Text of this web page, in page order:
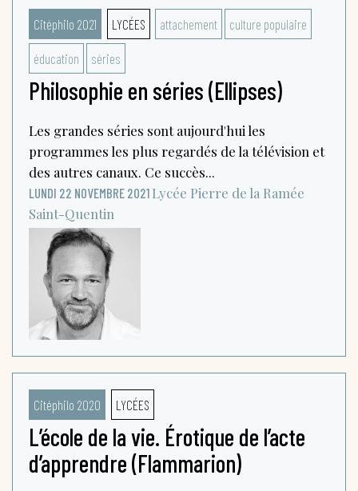
Citéphilo 2021 LYCÉES attachement culture populaire
éducation séries
Philosophie en séries (Ellipses)
Les grandes séries sont aujourd'hui les
programmes les plus regardés de la télévision et
des autres canaux. Ce succès...
LUNDI 22 NOVEMBRE 2021 Lycée Pierre de la Ramée
Saint-Quentin
Citéphilo 2020 LYCÉES
L’école de la vie. Érotique de l’acte
d’apprendre (Flammarion)